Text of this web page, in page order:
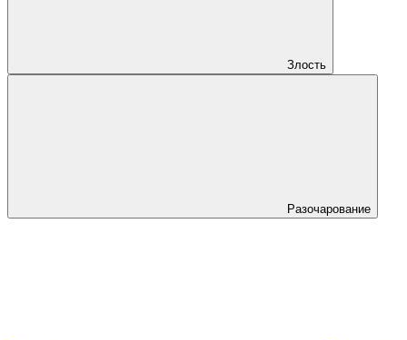
Злость
Разочарование